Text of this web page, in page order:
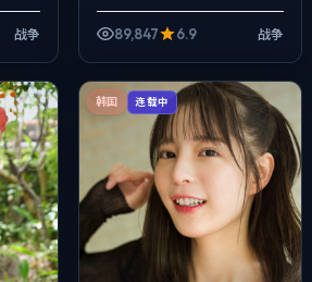
战争
2025年公映，由洪常秀执
导，范伟、廖凡、秦昊等主
89,847 6.9 战争
韩国 连载中